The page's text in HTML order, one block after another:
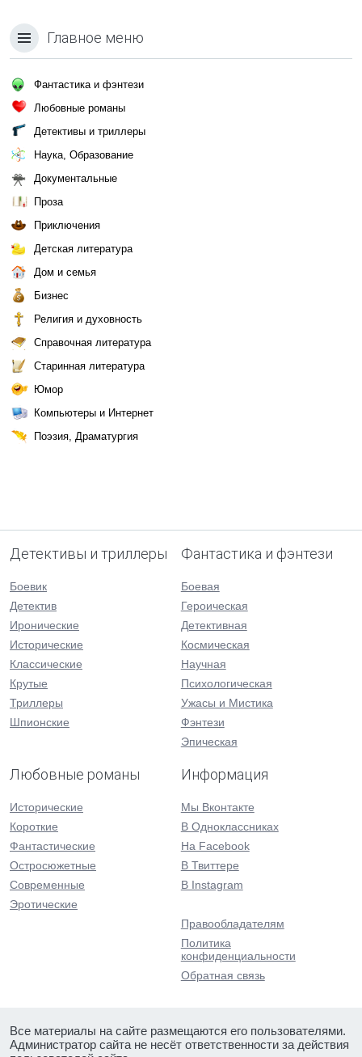
Главное меню
Фантастика и фэнтези
Любовные романы
Детективы и триллеры
Наука, Образование
Документальные
Проза
Приключения
Детская литература
Дом и семья
Бизнес
Религия и духовность
Справочная литература
Старинная литература
Юмор
Компьютеры и Интернет
Поэзия, Драматургия
Детективы и триллеры
Боевик
Детектив
Иронические
Исторические
Классические
Крутые
Триллеры
Шпионские
Фантастика и фэнтези
Боевая
Героическая
Детективная
Космическая
Научная
Психологическая
Ужасы и Мистика
Фэнтези
Эпическая
Любовные романы
Исторические
Короткие
Фантастические
Остросюжетные
Современные
Эротические
Информация
Мы Вконтакте
В Одноклассниках
На Facebook
В Твиттере
В Instagram
Правообладателям
Политика
конфиденциальности
Обратная связь
Все материалы на сайте размещаются его пользователями.
Администратор сайта не несёт ответственности за действия